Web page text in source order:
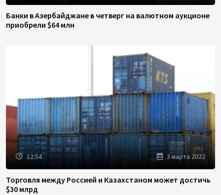
Банки в Азербайджане в четверг на валютном аукционе
приобрели $64 млн
12:54 3 марта 2022
Торговля между Россией и Казахстаном может достичь
$30 млрд